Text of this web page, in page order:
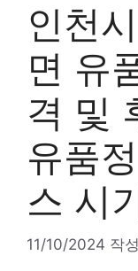
인천
면 유
격 및
유품
스 시
11/10/2024 작